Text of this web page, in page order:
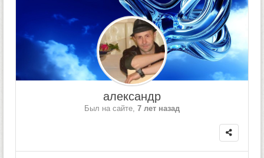
БИБЛИЯ
ОПРОСЫ
НОВОСТИ
александр
Был на сайте, 7 лет назад